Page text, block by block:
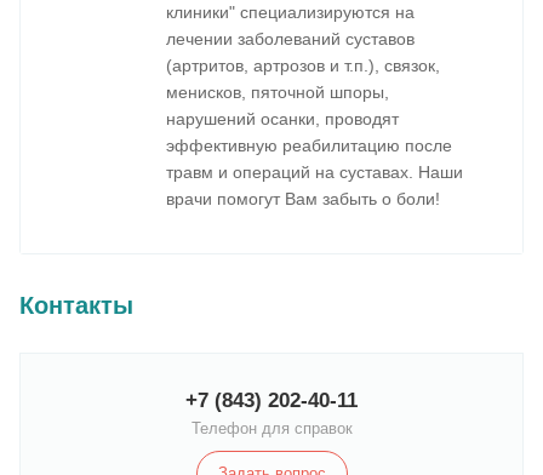
клиники" специализируются на
лечении заболеваний суставов
(артритов, артрозов и т.п.), связок,
менисков, пяточной шпоры,
нарушений осанки, проводят
эффективную реабилитацию после
травм и операций на суставах. Наши
врачи помогут Вам забыть о боли!
Контакты
+7 (843) 202-40-11
Телефон для справок